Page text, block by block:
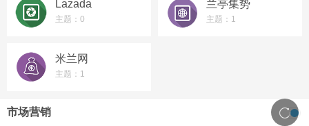
Lazada
主题：0
兰亭集势
主题：1
米兰网
主题：1
市场营销